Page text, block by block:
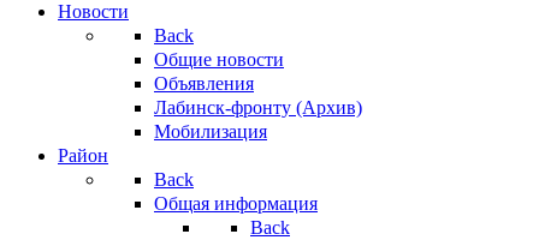
Новости
Back
Общие новости
Объявления
Лабинск-фронту (Архив)
Мобилизация
Район
Back
Общая информация
Back